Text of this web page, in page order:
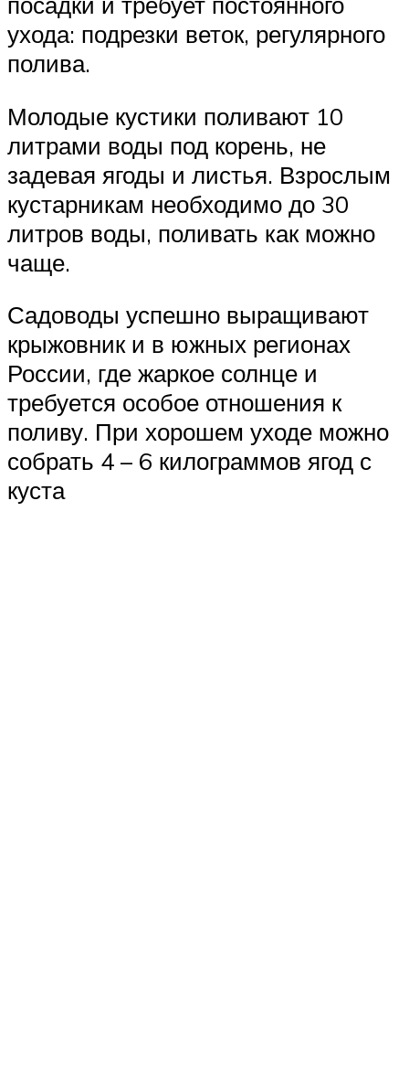
ухода: подрезки веток, регулярного
полива.
Молодые кустики поливают 10
литрами воды под корень, не
задевая ягоды и листья. Взрослым
кустарникам необходимо до 30
литров воды, поливать как можно
чаще.
Садоводы успешно выращивают
крыжовник и в южных регионах
России, где жаркое солнце и
требуется особое отношения к
поливу. При хорошем уходе можно
собрать 4 – 6 килограммов ягод с
куста